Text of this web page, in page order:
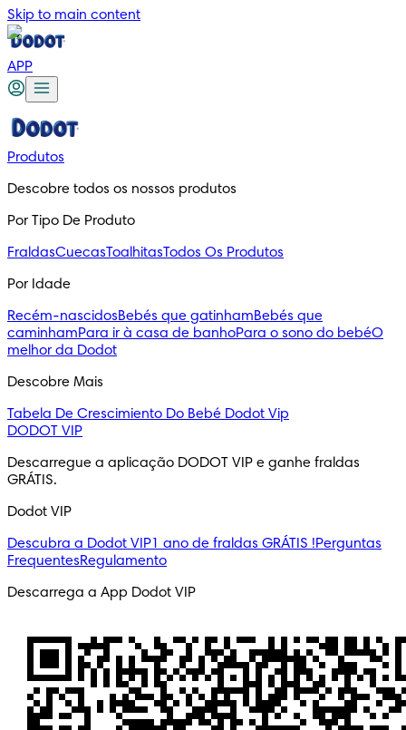
Skip to main content
APP
Produtos
Descobre todos os nossos produtos
Por Tipo De Produto
FraldasCuecasToalhitasTodos Os Produtos
Por Idade
Recém-nascidosBebés que gatinhamBebés que
caminhamPara ir à casa de banhoPara o sono do bebéO
melhor da Dodot
Descobre Mais
Tabela De Crescimiento Do Bebé Dodot Vip
DODOT VIP
Descarregue a aplicação DODOT VIP e ganhe fraldas
GRÁTIS.
Dodot VIP
Descubra a Dodot VIP1 ano de fraldas GRÁTIS !Perguntas
FrequentesRegulamento
Descarrega a App Dodot VIP